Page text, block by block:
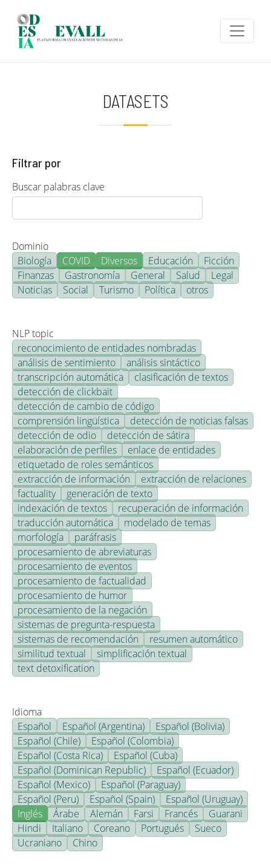
DATASETS
Filtrar por
Buscar palabras clave
Dominio
Biología
COVID Diversos Educación
Ficción
Finanzas
Gastronomía General Salud
Legal
Noticias
Social Turismo Política otros
NLP topic
reconocimiento de entidades nombradas
análisis de sentimiento
análisis sintáctico
transcripción automática
clasificación de textos
detección de clickbait
detección de cambio de código
comprensión lingüística
detección de noticias falsas
detección de odio
detección de sátira
elaboración de perfiles
enlace de entidades
etiquetado de roles semánticos
extracción de información
extracción de relaciones
factuality
generación de texto
indexación de textos
recuperación de información
traducción automática
modelado de temas
morfología
paráfrasis
procesamiento de abreviaturas
procesamiento de eventos
procesamiento de factualidad
procesamiento de humor
procesamiento de la negación
sistemas de pregunta-respuesta
sistemas de recomendación
resumen automático
similitud textual
simplificación textual
text detoxification
Idioma
Español
Español (Argentina)
Español (Bolivia)
Español (Chile)
Español (Colombia)
Español (Costa Rica)
Español (Cuba)
Español (Dominican Republic)
Español (Ecuador)
Español (Mexico)
Español (Paraguay)
Español (Peru)
Español (Spain)
Español (Uruguay)
Inglés
Árabe Alemán Farsi Francés
Guarani
Hindi
Italiano Coreano Portugués
Sueco
Ucraniano
Chino